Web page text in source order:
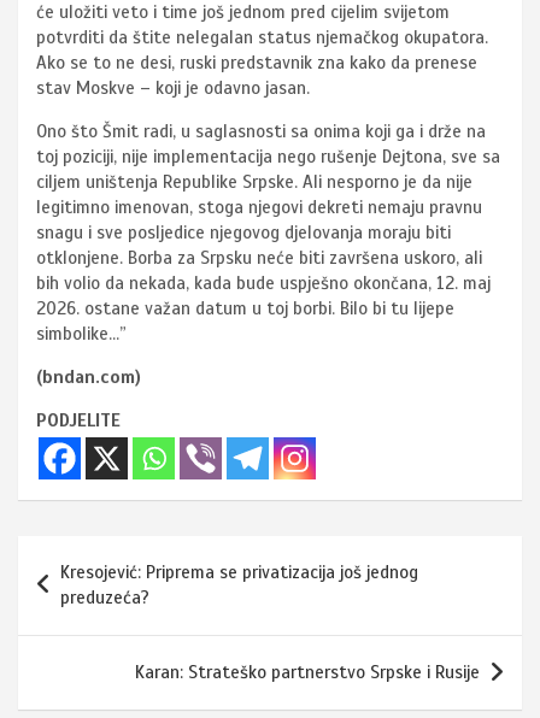
će uložiti veto i time još jednom pred cijelim svijetom
potvrditi da štite nelegalan status njemačkog okupatora.
Ako se to ne desi, ruski predstavnik zna kako da prenese
stav Moskve – koji je odavno jasan.
Ono što Šmit radi, u saglasnosti sa onima koji ga i drže na
toj poziciji, nije implementacija nego rušenje Dejtona, sve sa
ciljem uništenja Republike Srpske. Ali nesporno je da nije
legitimno imenovan, stoga njegovi dekreti nemaju pravnu
snagu i sve posljedice njegovog djelovanja moraju biti
otklonjene. Borba za Srpsku neće biti završena uskoro, ali
bih volio da nekada, kada bude uspješno okončana, 12. maj
2026. ostane važan datum u toj borbi. Bilo bi tu lijepe
simbolike…”
(bndan.com)
PODJELITE
Navigacija
članaka
Kresojević: Priprema se privatizacija još jednog
preduzeća?
Karan: Strateško partnerstvo Srpske i Rusije